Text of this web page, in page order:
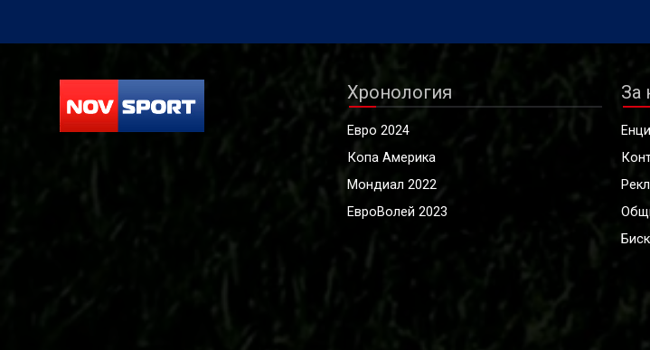
Хронология
Евро 2024
Копа Америка
Мондиал 2022
ЕвроВолей 2023
За